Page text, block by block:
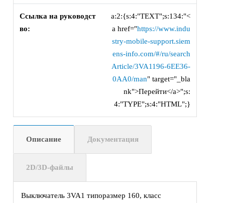
Ссылка на руководст
во:
a:2:{s:4:"TEXT";s:134:"<
a href="https://www.indu
stry-mobile-support.siem
ens-info.com/#/ru/search
Article/3VA1196-6EE36-
0AA0/man" target="_bla
nk">Перейти</a>";s:
4:"TYPE";s:4:"HTML";}
Описание Документация
2D/3D-файлы
Выключатель 3VA1 типоразмер 160, класс